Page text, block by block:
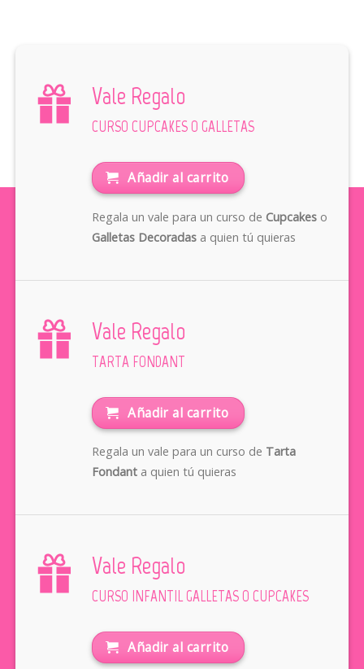
Vale Regalo
CURSO CUPCAKES O GALLETAS
Añadir al carrito
Regala un vale para un curso de Cupcakeso
Galletas Decoradasa quien tú quieras
Vale Regalo
TARTA FONDANT
Añadir al carrito
Regala un vale para un curso de Tarta
Fondanta quien tú quieras
Vale Regalo
CURSO INFANTIL GALLETAS O CUPCAKES
Añadir al carrito